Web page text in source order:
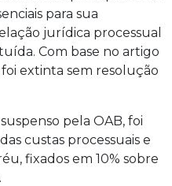
para sua
jurídica processual
Com base no artigo
foi extinta sem resolução
pela OAB, foi
custas processuais e
fixados em 10% sobre